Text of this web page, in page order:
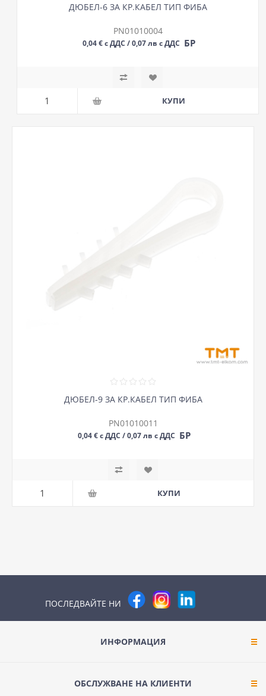
ДЮБЕЛ-6 ЗА КР.КАБЕЛ ТИП ФИБА
PN01010004
0,04 € с ДДС / 0,07 лв с ДДС БР
ДЮБЕЛ-9 ЗА КР.КАБЕЛ ТИП ФИБА
PN01010011
0,04 € с ДДС / 0,07 лв с ДДС БР
ПОСЛЕДВАЙТЕ НИ
ИНФОРМАЦИЯ
ОБСЛУЖВАНЕ НА КЛИЕНТИ